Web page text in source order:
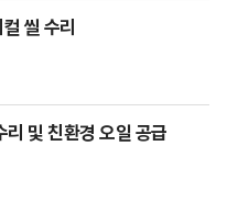
씰 수리
및 친환경 오일 공급